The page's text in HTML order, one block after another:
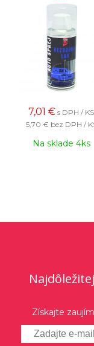
7,01 € s DPH / KS
5,70 € bez DPH /
Na sklade 4ks
Získajte